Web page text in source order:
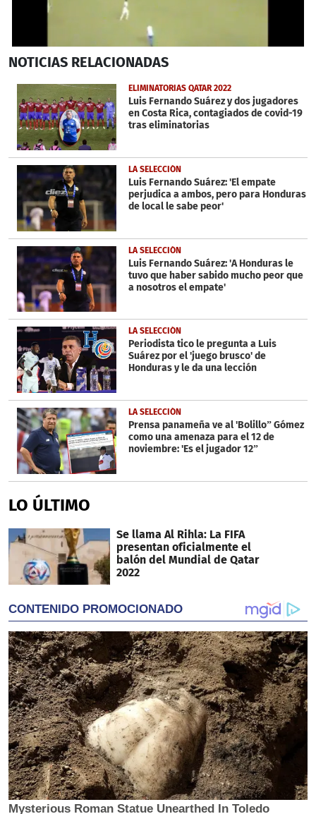
seconds
37
seconds
NOTICIAS RELACIONADAS
ELIMINATORIAS QATAR 2022
Luis Fernando Suárez y dos jugadores
en Costa Rica, contagiados de covid-19
tras eliminatorias
LA SELECCIÓN
Luis Fernando Suárez: 'El empate
perjudica a ambos, pero para Honduras
de local le sabe peor'
LA SELECCIÓN
Luis Fernando Suárez: 'A Honduras le
tuvo que haber sabido mucho peor que
a nosotros el empate'
LA SELECCIÓN
Periodista tico le pregunta a Luis
Suárez por el 'juego brusco' de
Honduras y le da una lección
LA SELECCIÓN
Prensa panameña ve al 'Bolillo” Gómez
como una amenaza para el 12 de
noviembre: 'Es el jugador 12”
LO ÚLTIMO
Se llama Al Rihla: La FIFA
presentan oficialmente el
balón del Mundial de Qatar
2022